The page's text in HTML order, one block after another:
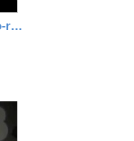
#cervanbot - Jornadas Tecno-robóticas del centro